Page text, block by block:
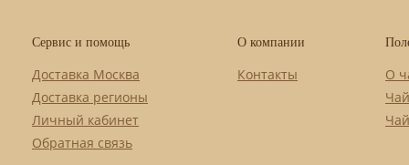
Сервис и помощь
Доставка Москва
Доставка регионы
Личный кабинет
Обратная связь
О компании
Контакты
О